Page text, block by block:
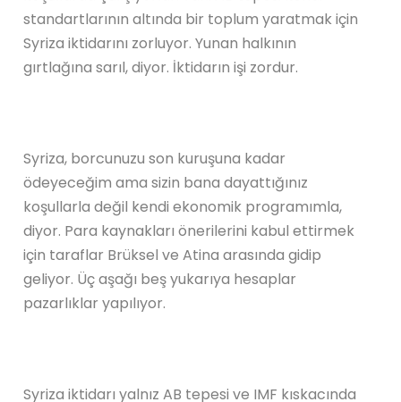
standartlarının altında bir toplum yaratmak için
Syriza iktidarını zorluyor. Yunan halkının
gırtlağına sarıl, diyor. İktidarın işi zordur.
Syriza, borcunuzu son kuruşuna kadar
ödeyeceğim ama sizin bana dayattığınız
koşullarla değil kendi ekonomik programımla,
diyor. Para kaynakları önerilerini kabul ettirmek
için taraflar Brüksel ve Atina arasında gidip
geliyor. Üç aşağı beş yukarıya hesaplar
pazarlıklar yapılıyor.
Syriza iktidarı yalnız AB tepesi ve IMF kıskacında